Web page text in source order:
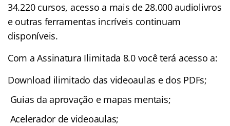
34.220 cursos, acesso a mais de 28.000 audiolivros
e outras ferramentas incríveis continuam
disponíveis.
Com a Assinatura Ilimitada 8.0 você terá acesso a:
Download ilimitado das videoaulas e dos PDFs;
Guias da aprovação e mapas mentais;
Acelerador de videoaulas;